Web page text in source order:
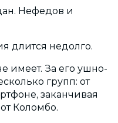
Нефедов и
длится недолго.
имеет. За его ушно-
групп: от
заканчивая
Коломбо.